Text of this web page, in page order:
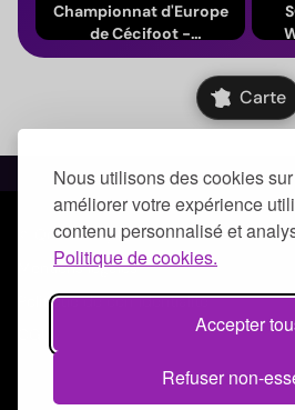
Nous utilisons des cookies
améliorer votre expérience
contenu personnalisé et
Politique de cookies.
Accepter
Refuser non-
Championnat d'Europe
de Cécifoot -
Strasbourg 2026
Du 14 au 24 août 2026
Du
Carte
© Qoezion by Quick-Off
Mentions légales
Politique de confidentialité